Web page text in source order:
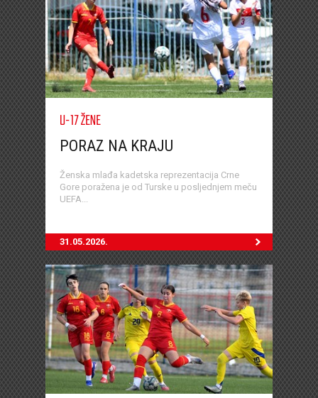
U-17 ŽENE
PORAZ NA KRAJU
Ženska mlađa kadetska reprezentacija Crne
Gore poražena je od Turske u posljednjem meču
UEFA...
31.05.2026.